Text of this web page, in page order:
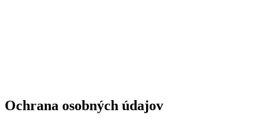
Ochrana osobných údajov